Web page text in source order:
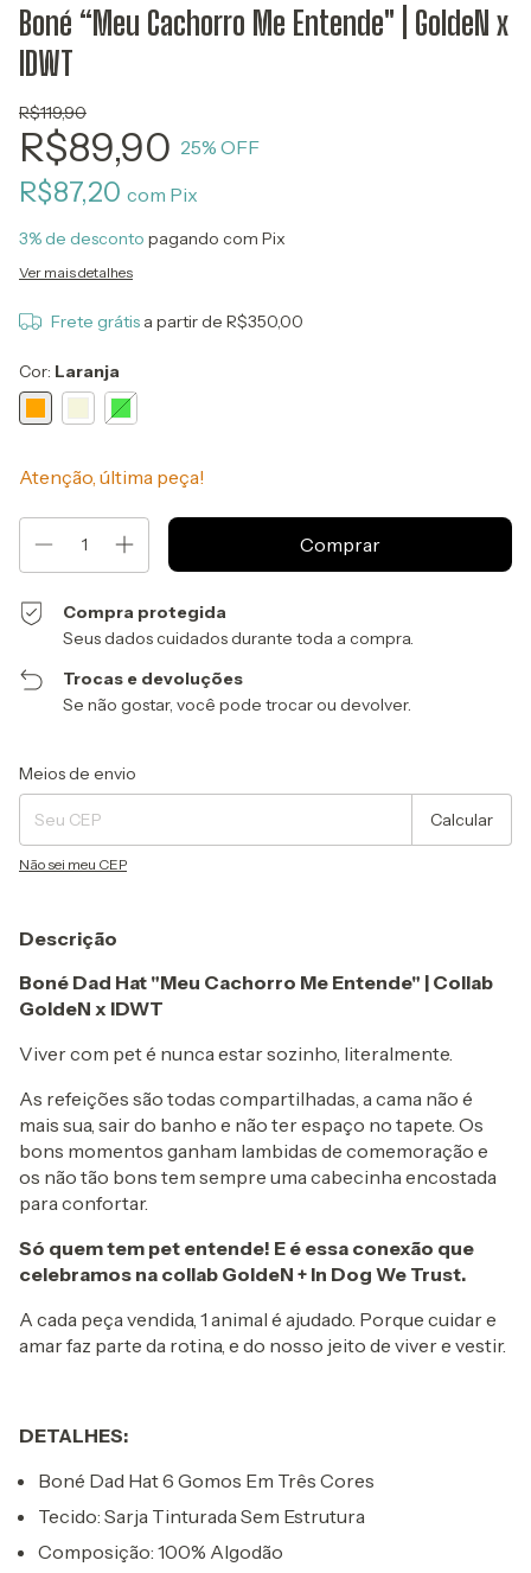
Boné “Meu Cachorro Me Entende" | GoldeN x
IDWT
R$119,90
R$89,90 25% OFF
R$87,20 com Pix
3% de desconto pagando com Pix
Ver mais detalhes
Frete grátis a partir de R$350,00
Cor: Laranja
Atenção, última peça!
Compra protegida
Seus dados cuidados durante toda a compra.
Trocas e devoluções
Se não gostar, você pode trocar ou devolver.
Entregas para o CEP:
Meios de envio
Calcular
Não sei meu CEP
Descrição
Boné Dad Hat "Meu Cachorro Me Entende" | Collab
GoldeN x IDWT
Viver com pet é nunca estar sozinho, literalmente.
As refeições são todas compartilhadas, a cama não é
mais sua, sair do banho e não ter espaço no tapete. Os
bons momentos ganham lambidas de comemoração e
os não tão bons tem sempre uma cabecinha encostada
para confortar.
Só quem tem pet entende! E é essa conexão que
celebramos na collab GoldeN + In Dog We Trust.
A cada peça vendida, 1 animal é ajudado. Porque cuidar e
amar faz parte da rotina, e do nosso jeito de viver e vestir.
DETALHES:
Boné Dad Hat 6 Gomos Em Três Cores
Tecido: Sarja Tinturada Sem Estrutura
Composição: 100% Algodão